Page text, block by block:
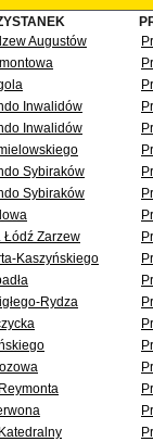
Augustów
Inwalidów
Inwalidów
Sybiraków
Sybiraków
Łódź Zarzew
Kaszyńskiego
Rydza